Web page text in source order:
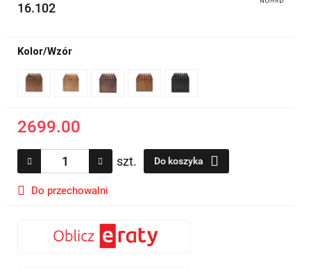
16.102
Kolor/Wzór
2699.00
szt. Do koszyka
Do przechowalni